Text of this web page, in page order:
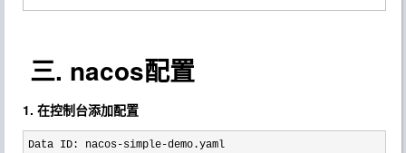
三. nacos配置
1. 在控制台添加配置
Data ID: nacos-simple-demo.yaml